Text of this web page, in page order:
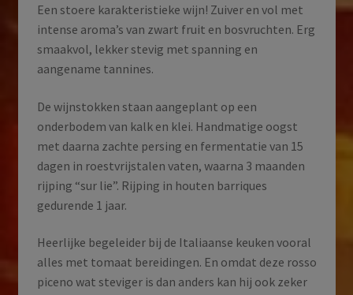
Een stoere karakteristieke wijn! Zuiver en vol met
intense aroma’s van zwart fruit en bosvruchten. Erg
smaakvol, lekker stevig met spanning en
aangename tannines.
De wijnstokken staan aangeplant op een
onderbodem van kalk en klei. Handmatige oogst
met daarna zachte persing en fermentatie van 15
dagen in roestvrijstalen vaten, waarna 3 maanden
rijping “sur lie”. Rijping in houten barriques
gedurende 1 jaar.
Heerlijke begeleider bij de Italiaanse keuken vooral
alles met tomaat bereidingen. En omdat deze rosso
piceno wat steviger is dan anders kan hij ook zeker